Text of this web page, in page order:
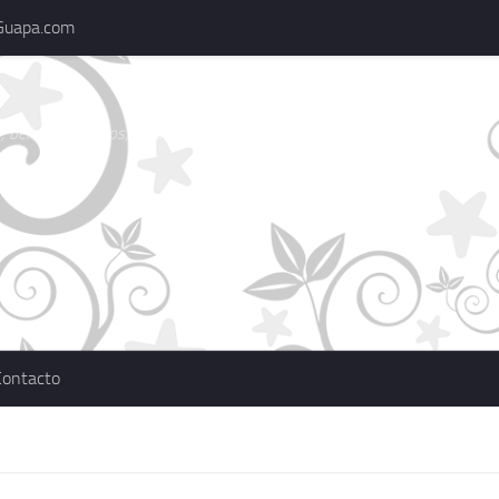
belleza, consejos, actualidad, marcas